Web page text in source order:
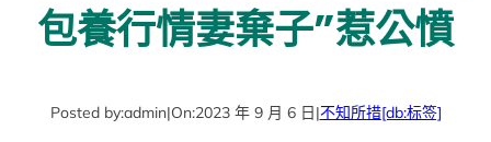
包養行情妻棄子”惹公憤
Posted by:admin|On:2023 年 9 月 6 日|不知所措[db:标签]